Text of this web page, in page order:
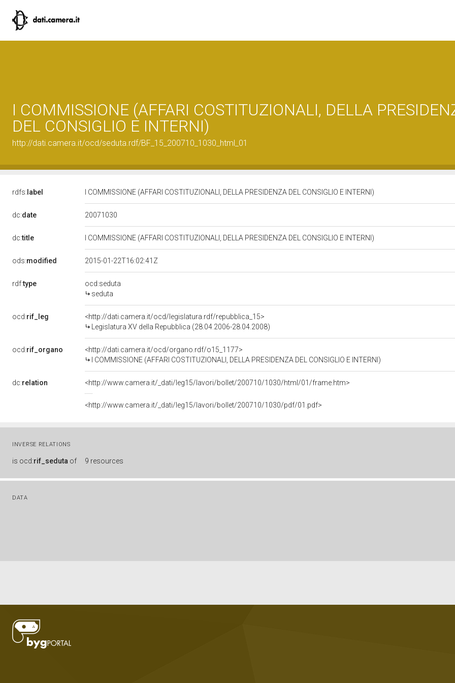
I COMMISSIONE (AFFARI COSTITUZIONALI, DELLA
DEL CONSIGLIO E INTERNI)
http://dati.camera.it/ocd/seduta.rdf/BF_15_200710_1030_html_01
rdfs: label I COMMISSIONE (AFFARI COSTITUZIONALI, DELLA PRESIDENZA DEL CONSIGLIO E INTERNI)
dc:date 20071030
dc:title I COMMISSIONE (AFFARI COSTITUZIONALI, DELLA PRESIDENZA DEL CONSIGLIO E INTERNI)
ods:modified 2015-01-22T16:02:41Z
rdf:type
ocd:seduta
seduta
ocd:rif_leg
<http://dati.camera.it/ocd/legislatura.rdf/repubblica_15>
Legislatura XV della Repubblica (28.04.2006-28.04.2008)
ocd:rif_organo
<http://dati.camera.it/ocd/organo.rdf/o15_1177>
I COMMISSIONE (AFFARI COSTITUZIONALI, DELLA PRESIDENZA DEL CONSIGLIO E INTERNI)
dc:relation <http://www.camera.it/_dati/leg15/lavori/bollet/200710/1030/html/01/frame.htm>
<http://www.camera.it/_dati/leg15/lavori/bollet/200710/1030/pdf/01.pdf>
INVERSE RELATIONS
is ocd:rif_seduta of 9 resources
DATA